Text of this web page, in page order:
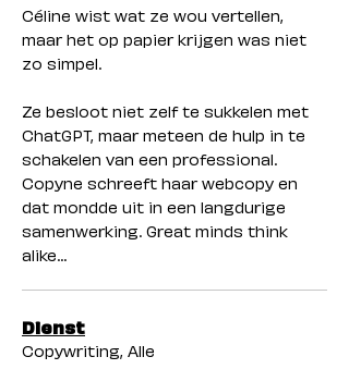
Céline wist wat ze wou vertellen,
maar het op papier krijgen was niet
zo simpel.
Ze besloot niet zelf te sukkelen met
ChatGPT, maar meteen de hulp in te
schakelen van een professional.
Copyne schreeft haar webcopy en
dat mondde uit in een langdurige
samenwerking. Great minds think
alike...
Dienst
Copywriting, Alle